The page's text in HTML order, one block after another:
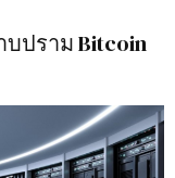
บปราม Bitcoin